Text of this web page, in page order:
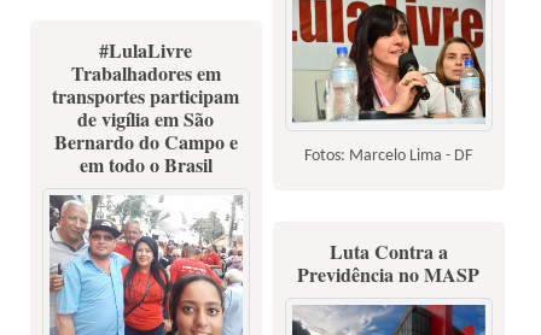
Fotos: Marcelo Lima - DF
#LulaLivre
Trabalhadores em
transportes participam
de vigília em São
Bernardo do Campo e
em todo o Brasil
Luta Contra a
Previdência no MASP